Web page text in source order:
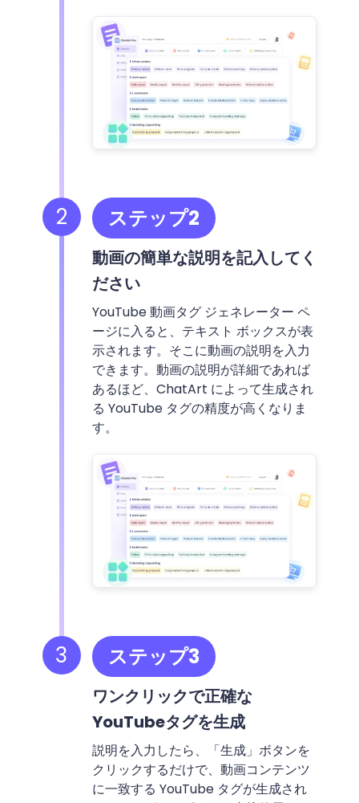
ステップ2
動画の簡単な説明を記入してく
ださい
YouTube 動画タグ ジェネレーター ペ
ージに入ると、テキスト ボックスが表
示されます。そこに動画の説明を入力
できます。動画の説明が詳細であれば
あるほど、ChatArt によって生成され
る YouTube タグの精度が高くなりま
す。
2
3 ステップ3
ワンクリックで正確な
YouTubeタグを生成
説明を入力したら、「生成」ボタンを
クリックするだけで、動画コンテンツ
に一致する YouTube タグが生成され